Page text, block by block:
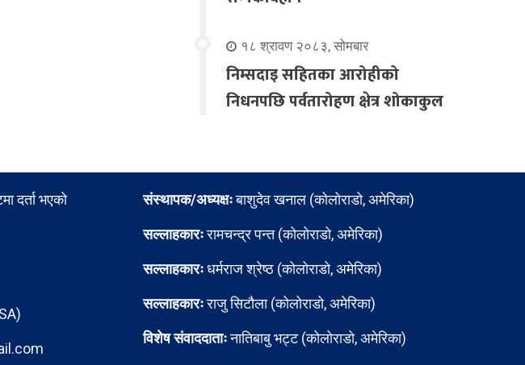
१८ श्रावण २०८३, सोमबार
निम्सदाइ सहितका आरोहीको
निधनपछि पर्वतारोहण क्षेत्र शोकाकुल
दर्ता भएको
संस्थापक/अध्यक्षःबाशुदेव खनाल (कोलोराडो, अमेरिका)
सल्लाहकारःरामचन्द्र पन्त (कोलोराडो, अमेरिका)
सल्लाहकारःधर्मराज श्रेष्ठ (कोलोराडो, अमेरिका)
सल्लाहकारःराजु सिटौला (कोलोराडो, अमेरिका)
विशेष संवाददाताःनातिबाबु भट्ट (कोलोराडो, अमेरिका)